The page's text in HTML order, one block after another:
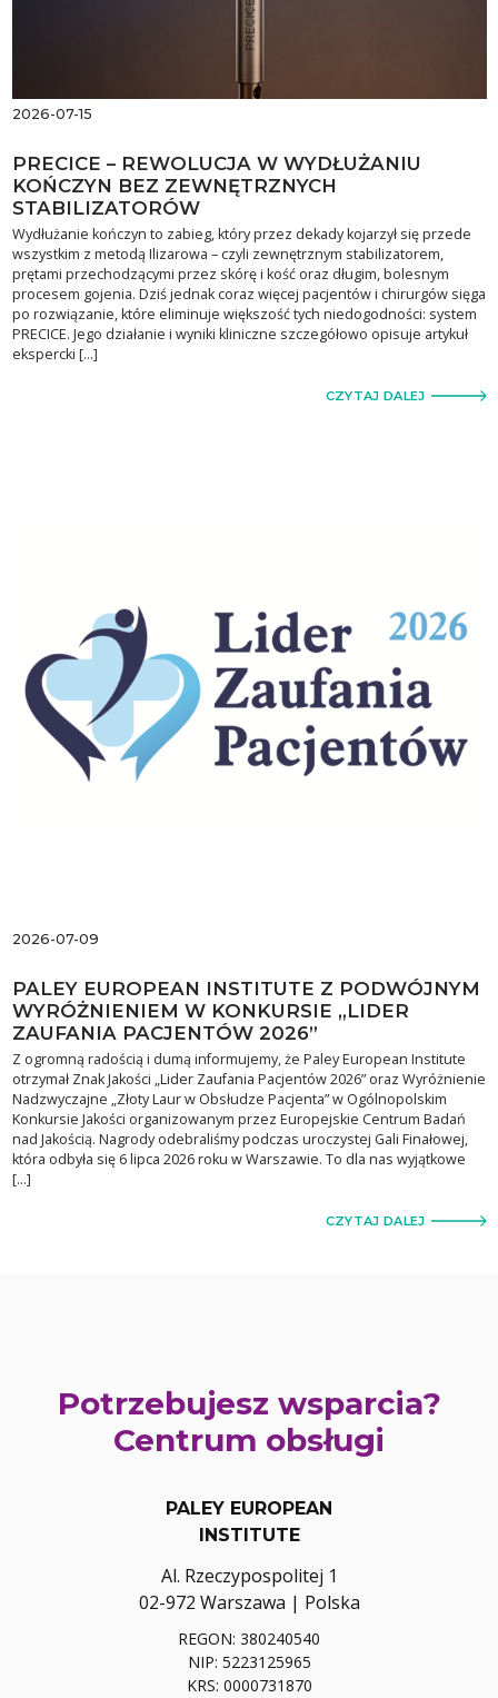
2026-07-15
PRECICE – REWOLUCJA W WYDŁUŻANIU
KOŃCZYN BEZ ZEWNĘTRZNYCH
STABILIZATORÓW
Wydłużanie kończyn to zabieg, który przez dekady kojarzył się przede
wszystkim z metodą Ilizarowa – czyli zewnętrznym stabilizatorem,
prętami przechodzącymi przez skórę i kość oraz długim, bolesnym
procesem gojenia. Dziś jednak coraz więcej pacjentów i chirurgów sięga
po rozwiązanie, które eliminuje większość tych niedogodności: system
PRECICE. Jego działanie i wyniki kliniczne szczegółowo opisuje artykuł
ekspercki […]
CZYTAJ DALEJ
2026-07-09
PALEY EUROPEAN INSTITUTE Z PODWÓJNYM
WYRÓŻNIENIEM W KONKURSIE „LIDER
ZAUFANIA PACJENTÓW 2026”
Z ogromną radością i dumą informujemy, że Paley European Institute
otrzymał Znak Jakości „Lider Zaufania Pacjentów 2026” oraz Wyróżnienie
Nadzwyczajne „Złoty Laur w Obsłudze Pacjenta” w Ogólnopolskim
Konkursie Jakości organizowanym przez Europejskie Centrum Badań
nad Jakością. Nagrody odebraliśmy podczas uroczystej Gali Finałowej,
która odbyła się 6 lipca 2026 roku w Warszawie. To dla nas wyjątkowe
[…]
CZYTAJ DALEJ
Potrzebujesz wsparcia?
Centrum obsługi
PALEY EUROPEAN
INSTITUTE
Al. Rzeczypospolitej 1
02-972 Warszawa | Polska
REGON: 380240540
NIP: 5223125965
KRS: 0000731870